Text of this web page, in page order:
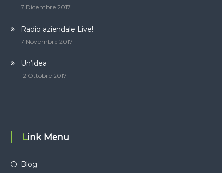
7 Dicembre 2017
Radio aziendale Live!
7 Novembre 2017
Un’idea
12 Ottobre 2017
Link Menu
Blog